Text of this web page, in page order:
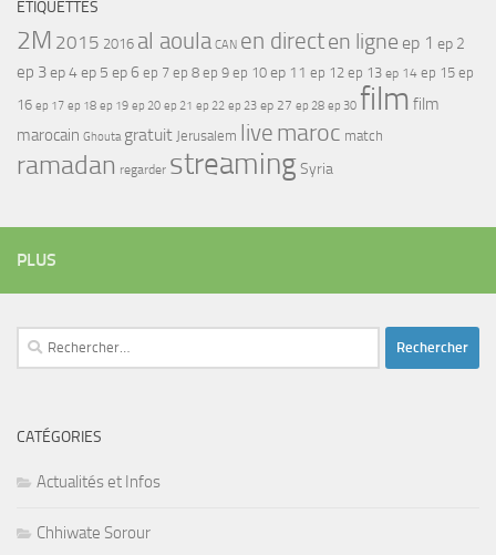
ÉTIQUETTES
2M 2015 2016 al aoula CAN en directen ligne ep 1 ep 2
ep 3ep 4ep 5 ep 6 ep 7 ep 8 ep 9 ep 10 ep 11 ep 12 ep 13 ep 14 ep 15 ep
16 ep 17 ep 18 ep 19 ep 20 ep 21 ep 22 ep 23 ep 27 ep 28 ep 30 film film
marocain Ghouta gratuit Jerusalem live maroc match
ramadan regarder streamingSyria
PLUS
Rechercher :
CATÉGORIES
Actualités et Infos
Chhiwate Sorour